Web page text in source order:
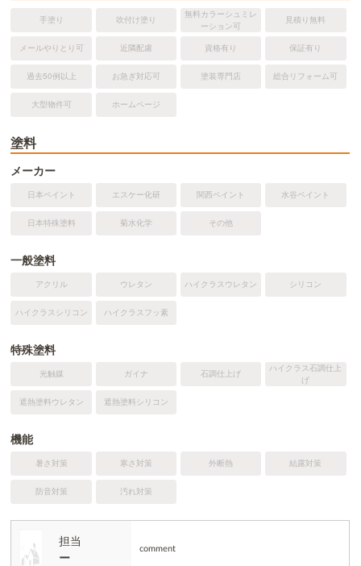
手塗り 吹付け塗り
無料カラーシュミレ
ーション可
見積り無料
メールやりとり可 近隣配慮 資格有り 保証有り
過去50例以上 お急ぎ対応可 塗装専門店 総合リフォーム可
大型物件可 ホームページ
塗料
メーカー
日本ペイント エスケー化研 関西ペイント 水谷ペイント
日本特殊塗料 菊水化学 その他
一般塗料
アクリル ウレタン ハイクラスウレタン シリコン
ハイクラスシリコン ハイクラスフッ素
特殊塗料
光触媒 ガイナ 石調仕上げ
ハイクラス石調仕上
げ
遮熱塗料ウレタン
遮熱塗料シリコン
機能
暑さ対策 寒さ対策 外断熱 結露対策
防音対策 汚れ対策
担当
ー
comment